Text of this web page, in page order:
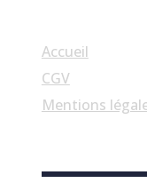
Accueil
CGV
Mentions